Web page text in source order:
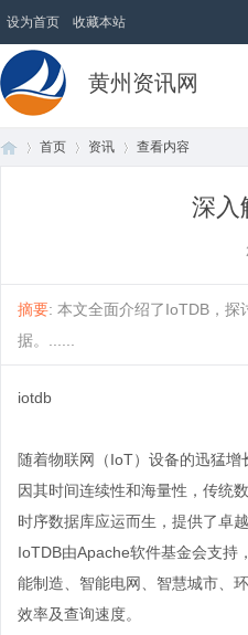
设为首页 收藏本站
黄州资讯网
首页 资讯 查看内容
深入
摘要: 本文全面介绍了IoTDB，探
据。......
iotdb
随着物联网（IoT）设备的迅猛
因其时间连续性和海量性，传统
时序数据库应运而生，提供了卓
IoTDB由Apache软件基金会支持
能制造、智能电网、智慧城市、
效率及查询速度。